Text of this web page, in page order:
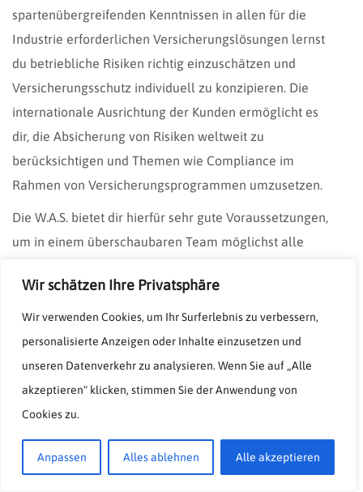
Wir schätzen Ihre Privatsphäre
Wir verwenden Cookies, um Ihr Surferlebnis zu verbessern,
personalisierte Anzeigen oder Inhalte einzusetzen und
unseren Datenverkehr zu analysieren. Wenn Sie auf „Alle
akzeptieren" klicken, stimmen Sie der Anwendung von
Cookies zu.
Anpassen Alles ablehnen Alle akzeptieren
spartenübergreifenden Kenntnissen in allen für die
Industrie erforderlichen Versicherungslösungen lernst
du betriebliche Risiken richtig einzuschätzen und
Versicherungsschutz individuell zu konzipieren. Die
internationale Ausrichtung der Kunden ermöglicht es
dir, die Absicherung von Risiken weltweit zu
berücksichtigen und Themen wie Compliance im
Rahmen von Versicherungsprogrammen umzusetzen.
Die W.A.S. bietet dir hierfür sehr gute Voraussetzungen,
um in einem überschaubaren Team möglichst alle
Abhängig von deinen Neigungen kannst du dich auf die
Betreuung der Kunden im Innendienst oder in einer
Kombination aus Innen- und Außendienst als
Kundenbetreuer entscheiden.
Auch die Akquisition neuer Kunden soll zu deinen
Aufgaben gehören. Hier zählt insbesondere die
fachliche Expertise, mit individuelle
Versicherungskonzepten zu überzeugen.